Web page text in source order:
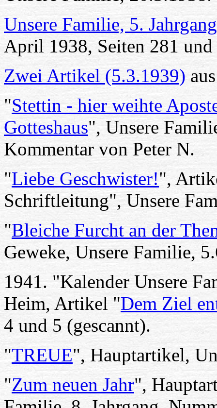
Unsere Familie, 5.
April 1938, Seiten 281 und
Zwei Artikel (5.3.1939)
"Stettin - hier weihte
Gotteshaus", Unsere
Kommentar von Peter N.
"Liebe Geschwister!",
Schriftleitung", Unsere
"Bleiche Furcht an der
Geweke, Unsere Familie,
1941. "Kalender Unsere
Heim, Artikel "Dem Ziel
4 und 5 (gescannt).
"TREUE", Hauptartikel,
"Zum neuen Jahr",